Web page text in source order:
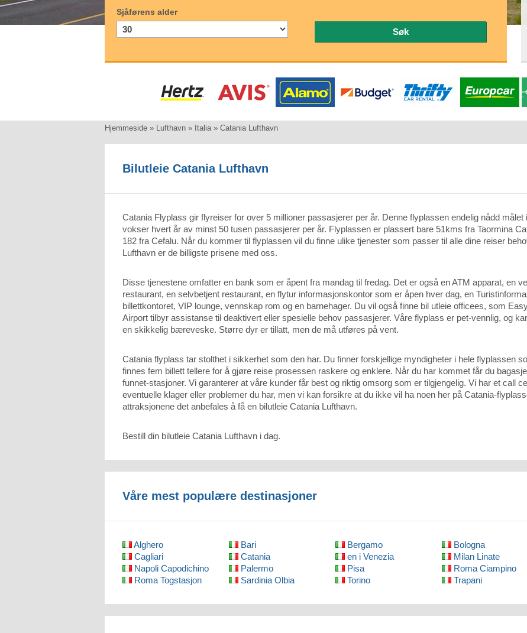
Sjåførens alder
Søk
Hjemmeside » Lufthavn » Italia» Catania Lufthavn
Bilutleie Catania Lufthavn
Catania Flyplass gir flyreiser for over 5 millioner passasjerer per år. Denne flyplassen endelig nådd
vokser hvert år av minst 50 tusen passasjerer per år. Flyplassen er plassert bare 51kms fra Taormina
182 fra Cefalu. Når du kommer til flyplassen vil du finne ulike tjenester som passer til alle dine reiser
Lufthavn er de billigste prisene med oss.
Disse tjenestene omfatter en bank som er åpent fra mandag til fredag. Det er også en ATM apparat, en
restaurant, en selvbetjent restaurant, en flytur informasjonskontor som er åpen hver dag, en
billettkontoret, VIP lounge, vennskap rom og en barnehager. Du vil også finne bil utleie officees, som
Airport tilbyr assistanse til deaktivert eller spesielle behov passasjerer. Våre flyplass er pet-vennlig, og
en skikkelig bæreveske. Større dyr er tillatt, men de må utføres på vent.
Catania flyplass tar stolthet i sikkerhet som den har. Du finner forskjellige myndigheter i hele flyplassen
finnes fem billett tellere for å gjøre reise prosessen raskere og enklere. Når du har kommet får du
funnet-stasjoner. Vi garanterer at våre kunder får best og riktig omsorg som er tilgjengelig. Vi har et call
eventuelle klager eller problemer du har, men vi kan forsikre at du ikke vil ha noen her på Catania-
attraksjonene det anbefales å få en bilutleie Catania Lufthavn.
Bestill din bilutleie Catania Lufthavn i dag.
Våre mest populære destinasjoner
Alghero Bari Bergamo Bologna
Cagliari
Catania en i Venezia Milan Linate
Napoli Capodichino
Palermo Pisa Roma Ciampino
Roma Togstasjon
Sardinia Olbia Torino Trapani